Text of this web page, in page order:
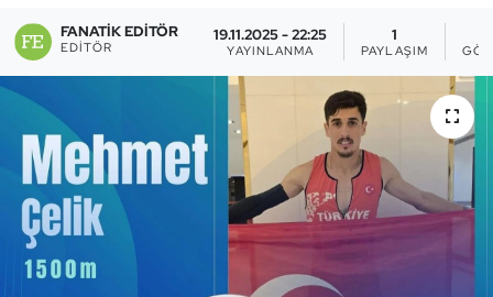
FANATIK EDITÖR
EDITÖR
19.11.2025 - 22:25
YAYINLANMA
1
PAYLAŞIM
Briç
Buz Hokeyi
Buz Pateni
Çim Hokeyi
Cimnastik